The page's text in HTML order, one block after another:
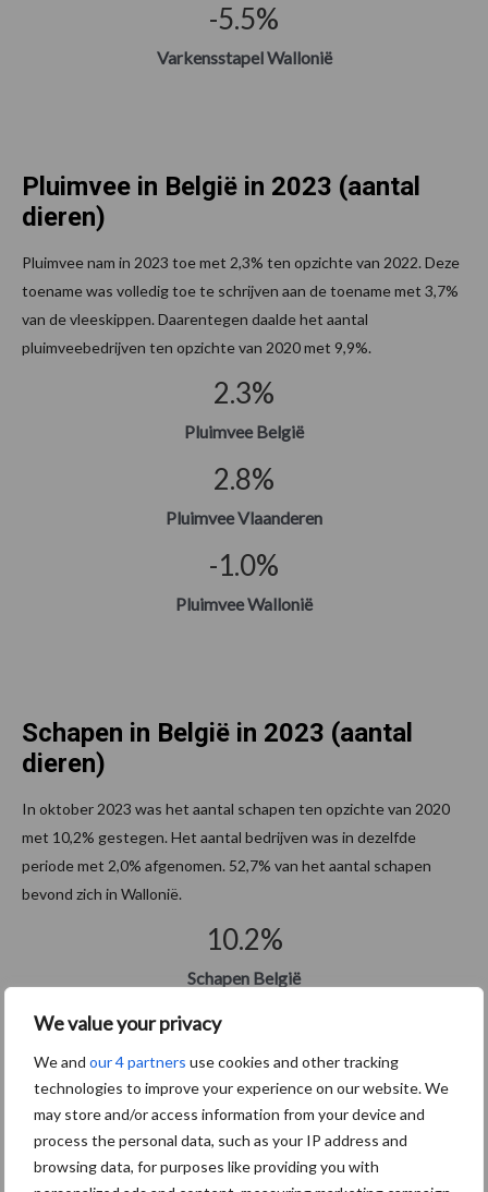
We value your privacy
We and our 4 partners use cookies and other tracking
technologies to improve your experience on our website. We
may store and/or access information from your device and
process the personal data, such as your IP address and
browsing data, for purposes like providing you with
-5.5%
Varkensstapel Wallonië
Pluimvee in België in 2023 (aantal
dieren)
Pluimvee nam in 2023 toe met 2,3% ten opzichte van 2022. Deze
toename was volledig toe te schrijven aan de toename met 3,7%
van de vleeskippen. Daarentegen daalde het aantal
pluimveebedrijven ten opzichte van 2020 met 9,9%.
2.3%
Pluimvee België
2.8%
Pluimvee Vlaanderen
-1.0%
Pluimvee Wallonië
Schapen in België in 2023 (aantal
dieren)
In oktober 2023 was het aantal schapen ten opzichte van 2020
met 10,2% gestegen. Het aantal bedrijven was in dezelfde
periode met 2,0% afgenomen. 52,7% van het aantal schapen
bevond zich in Wallonië.
10.2%
Schapen België
8.6
Schapen Vlaanderen
11.5%
Schapen Wallonië